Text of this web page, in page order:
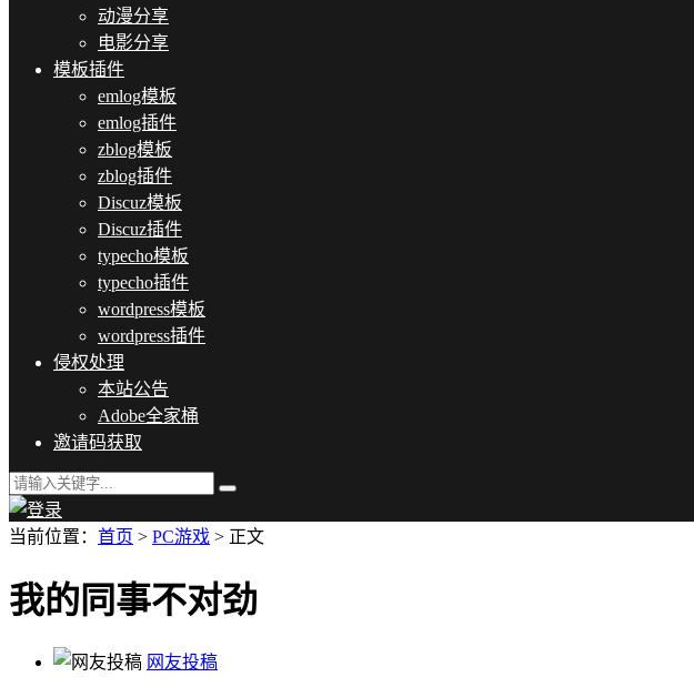
动漫分享
电影分享
模板插件
emlog模板
emlog插件
zblog模板
zblog插件
Discuz模板
Discuz插件
typecho模板
typecho插件
wordpress模板
wordpress插件
侵权处理
本站公告
Adobe全家桶
邀请码获取
当前位置： 首页 > PC游戏 > 正文
我的同事不对劲
网友投稿